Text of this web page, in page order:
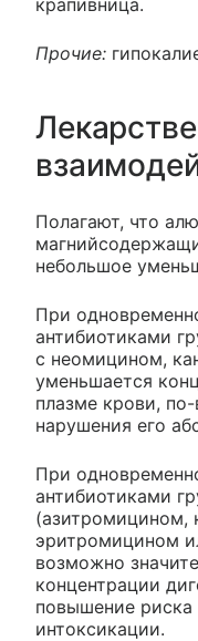
Прочие:
Полагают, что
небольшое
При
антибиотиками
с неомицином,
уменьшается
плазме крови,
нарушения его
При
антибиотиками
(азитромицином,
эритромицином
возможно
концентрации
повышение риска
интоксикации.